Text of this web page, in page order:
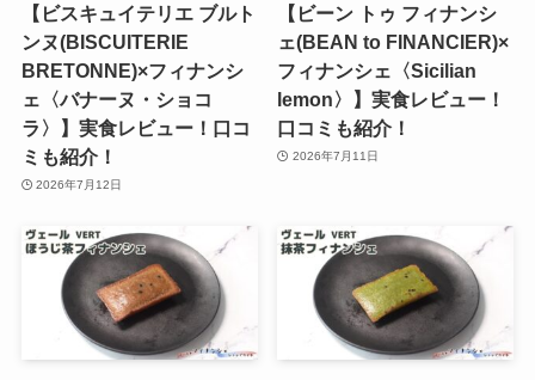
【ビスキュイテリエ ブルト
ンヌ(BISCUITERIE
BRETONNE)×フィナンシ
ェ〈バナーヌ・ショコ
ラ〉】実食レビュー！口コ
ミも紹介！
2026年7月12日
【ビーン トゥ フィナンシ
ェ(BEAN to FINANCIER)×
フィナンシェ〈Sicilian
lemon〉】実食レビュー！
口コミも紹介！
2026年7月11日